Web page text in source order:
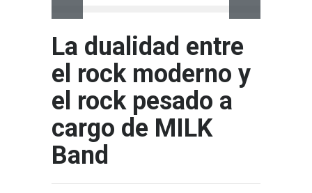
La dualidad entre
el rock moderno y
el rock pesado a
cargo de MILK
Band